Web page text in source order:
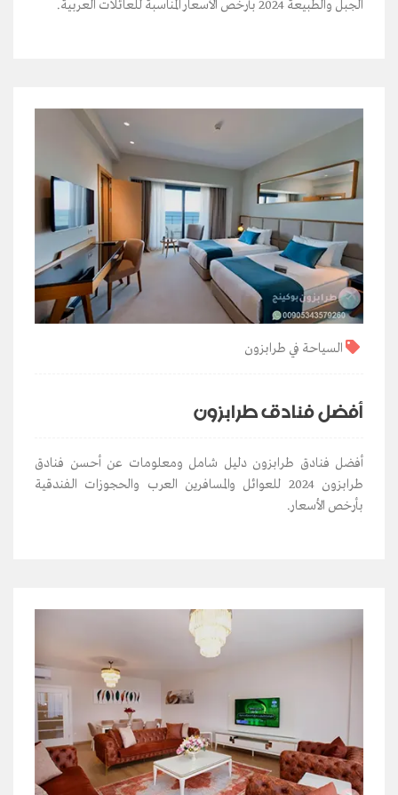
الجبل والطبيعة 2024 بأرخص الأسعار المناسبة للعائلات العربية.
السياحة في طرابزون
أفضل فنادق طرابزون
أفضل فنادق طرابزون دليل شامل ومعلومات عن أحسن فنادق
طرابزون 2024 للعوائل والمسافرين العرب والحجوزات الفندقية
بأرخص الأسعار.